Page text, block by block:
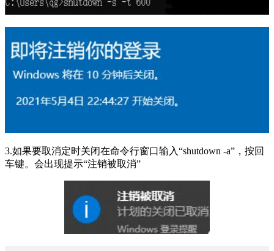
3.如果要取消定时关闭在命令行窗口输入“shutdown -a”，按回
车键。会出现提示“注销被取消”